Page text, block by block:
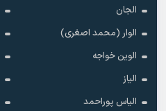
الجان
الوار (محمد اصغری)
الوین خواجه
الیاز
الیاس پوراحمد